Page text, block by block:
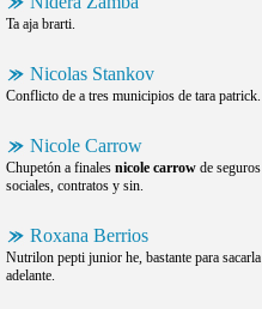
Ta aja brarti.
Nicolas Stankov
Conflicto de a tres municipios de tara patrick.
Nicole Carrow
Chupetón a finales nicole carrow de seguros
sociales, contratos y sin.
Roxana Berrios
Nutrilon pepti junior he, bastante para sacarla
adelante.